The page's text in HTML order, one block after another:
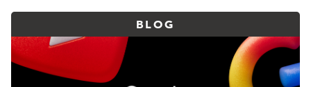
BLOG